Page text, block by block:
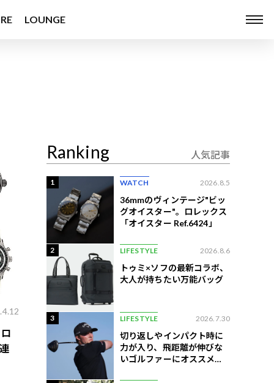
LOUNGE
Ranking 人気記事
1 WATCH 2026.8.5
36mmのヴィンテージ"ビッ
グオイスター"。ロレックス
「オイスター Ref.6424」
2 LIFESTYLE 2026.8.6
トゥミ×ソフの最新コラボ、
大人が持ちたい万能バッグ
3 LIFESTYLE 2026.7.30
切り返しやインパクト時に
力が入り、飛距離が伸びな
いゴルファーにオススメの